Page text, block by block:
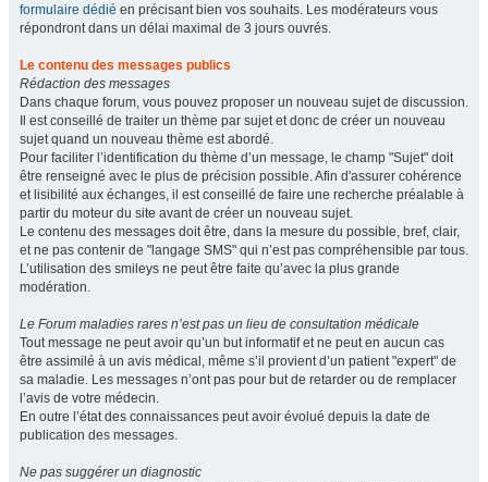
formulaire dédié en précisant bien vos souhaits. Les modérateurs vous
répondront dans un délai maximal de 3 jours ouvrés.
Le contenu des messages publics
Rédaction des messages
Dans chaque forum, vous pouvez proposer un nouveau sujet de discussion.
Il est conseillé de traiter un thème par sujet et donc de créer un nouveau
sujet quand un nouveau thème est abordé.
Pour faciliter l’identification du thème d’un message, le champ "Sujet" doit
être renseigné avec le plus de précision possible. Afin d'assurer cohérence
et lisibilité aux échanges, il est conseillé de faire une recherche préalable à
partir du moteur du site avant de créer un nouveau sujet.
Le contenu des messages doit être, dans la mesure du possible, bref, clair,
et ne pas contenir de "langage SMS" qui n’est pas compréhensible par tous.
L’utilisation des smileys ne peut être faite qu’avec la plus grande
modération.
Le Forum maladies rares n’est pas un lieu de consultation médicale
Tout message ne peut avoir qu’un but informatif et ne peut en aucun cas
être assimilé à un avis médical, même s’il provient d’un patient "expert" de
sa maladie. Les messages n’ont pas pour but de retarder ou de remplacer
l’avis de votre médecin.
En outre l’état des connaissances peut avoir évolué depuis la date de
publication des messages.
Ne pas suggérer un diagnostic